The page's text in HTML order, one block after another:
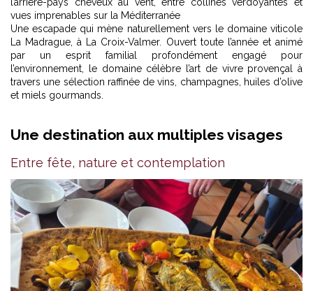
l’arrière-pays cheveux au vent, entre collines verdoyantes et
vues imprenables sur la Méditerranée
Une escapade qui mène naturellement vers le domaine viticole
La Madrague, à La Croix-Valmer. Ouvert toute l’année et animé
par un esprit familial profondément engagé pour
l’environnement, le domaine célèbre l’art de vivre provençal à
travers une sélection raffinée de vins, champagnes, huiles d’olive
et miels gourmands.
Une destination aux multiples visages
Entre fête, nature et contemplation